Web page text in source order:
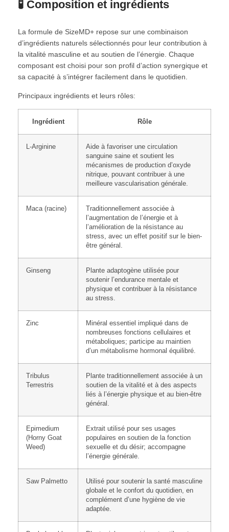
🧪 Composition et ingrédients
La formule de SizeMD+ repose sur une combinaison
d’ingrédients naturels sélectionnés pour leur contribution à
la vitalité masculine et au soutien de l’énergie. Chaque
composant est choisi pour son profil d’action synergique et
sa capacité à s’intégrer facilement dans le quotidien.
Principaux ingrédients et leurs rôles:
Ingrédient Rôle
L-Arginine
Aide à favoriser une circulation
sanguine saine et soutient les
mécanismes de production d’oxyde
nitrique, pouvant contribuer à une
meilleure vascularisation générale.
Maca (racine)
Traditionnellement associée à
l’augmentation de l’énergie et à
l’amélioration de la résistance au
stress, avec un effet positif sur le bien-
être général.
Ginseng
Plante adaptogène utilisée pour
soutenir l’endurance mentale et
physique et contribuer à la résistance
au stress.
Zinc
Minéral essentiel impliqué dans de
nombreuses fonctions cellulaires et
métaboliques; participe au maintien
d’un métabolisme hormonal équilibré.
Tribulus
Terrestris
Plante traditionnellement associée à un
soutien de la vitalité et à des aspects
liés à l’énergie physique et au bien-être
général.
Epimedium
(Horny Goat
Weed)
Extrait utilisé pour ses usages
populaires en soutien de la fonction
sexuelle et du désir; accompagne
l’énergie générale.
Saw Palmetto
Utilisé pour soutenir la santé masculine
globale et le confort du quotidien, en
complément d’une hygiène de vie
adaptée.